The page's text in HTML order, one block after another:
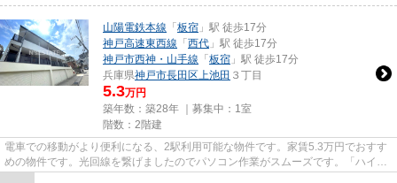
山陽電鉄本線 「 板宿 」駅 徒歩17分
神戸高速東西線 「 西代 」駅 徒歩17分
神戸市西神・山手線 「 板宿 」駅 徒歩17分
兵庫県神戸市長田区上池田 ３丁目
5.3万円
築年数：築28年 ｜募集中： 1室
階数：2階建
電車での移動がより便利になる、2駅利用可能な物件です。家賃5.3万円でおすす
めの物件です。光回線を繋げましたのでパソコン作業がスムーズです。「ハイツ